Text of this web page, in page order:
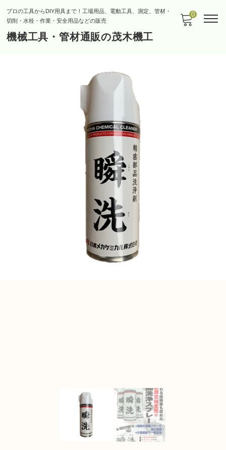
プロの工具からDIY用具まで！工場用品、電動工具、測定、管材・
切削・水栓・作業・安全用品などの販売
機械工具・管材通販の茂木機工
0